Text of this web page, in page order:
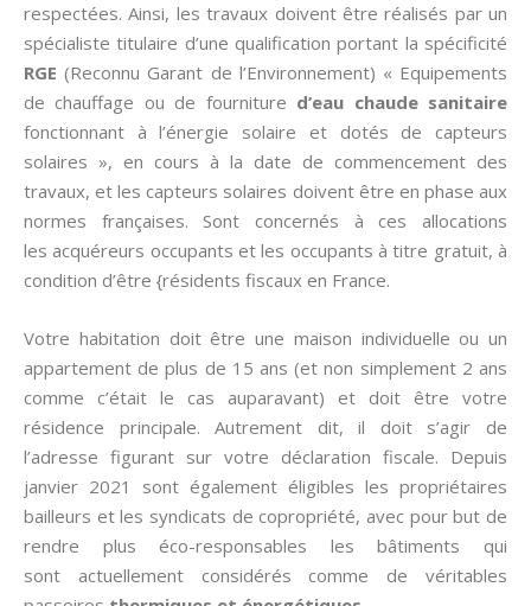
respectées. Ainsi, les travaux doivent être réalisés par un
spécialiste titulaire d’une qualification portant la spécificité
RGE(Reconnu Garant de l’Environnement) « Equipements
de chauffage ou de fourniture d’eau chaude sanitaire
fonctionnant à l’énergie solaire et dotés de capteurs
solaires », en cours à la date de commencement des
travaux, et les capteurs solaires doivent être en phase aux
normes françaises. Sont concernés à ces allocations
les acquéreurs occupants et les occupants à titre gratuit, à
condition d’être {résidents fiscaux en France.
Votre habitation doit être une maison individuelle ou un
appartement de plus de 15 ans (et non simplement 2 ans
comme c’était le cas auparavant) et doit être votre
résidence principale. Autrement dit, il doit s’agir de
l’adresse figurant sur votre déclaration fiscale. Depuis
janvier 2021 sont également éligibles les propriétaires
bailleurs et les syndicats de copropriété, avec pour but de
rendre plus éco-responsables les bâtiments qui
sont actuellement considérés comme de véritables